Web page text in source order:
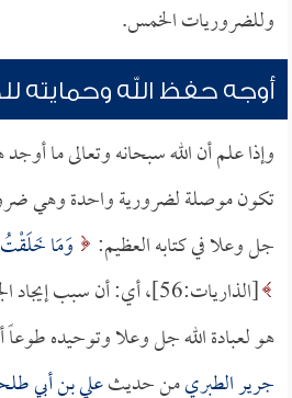
وللضروريات الخمس.
أوجه حفظ الله وحمايته
وإذا علم أن الله سبحانه وتعالى ما
تكون موصلة لضرورية واحدة وهي
جل وعلا في كتابه العظيم:
وَمَا خَلَقْتُ
[الذاريات:56]، أي: أن سبب
هو لعبادة الله جل وعلا وتوحيده
جرير الطبريمن حديثعلي بن أبي